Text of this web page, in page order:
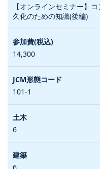
【オンラインセミナー】
久化のための知識(後編)
14,300
101-1
6